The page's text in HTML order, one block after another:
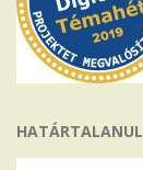
HATÁRTALANUL